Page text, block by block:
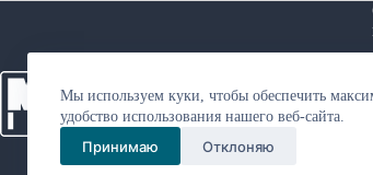
Мы используем куки, чтобы обеспечить
удобство использования нашего веб-сайта.
Принимаю Отклоняю